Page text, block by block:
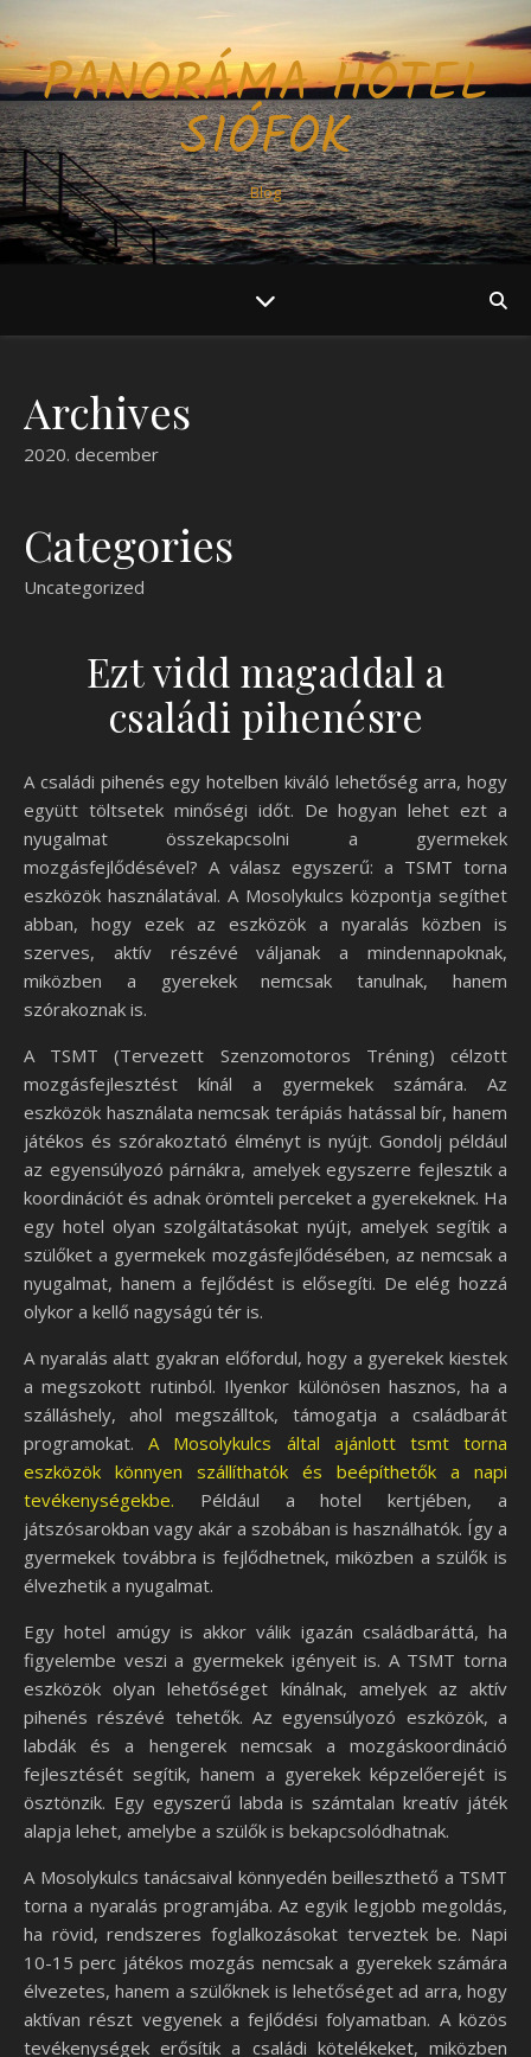
PANORÁMA HOTEL
SIÓFOK
Blog
Archives
2020. december
Categories
Uncategorized
Ezt vidd magaddal a
családi pihenésre
A családi pihenés egy hotelben kiváló lehetőség arra, hogy
együtt töltsetek minőségi időt. De hogyan lehet ezt a
nyugalmat összekapcsolni a gyermekek
mozgásfejlődésével? A válasz egyszerű: a TSMT torna
eszközök használatával. A Mosolykulcs központja segíthet
abban, hogy ezek az eszközök a nyaralás közben is
szerves, aktív részévé váljanak a mindennapoknak,
miközben a gyerekek nemcsak tanulnak, hanem
szórakoznak is.
A TSMT (Tervezett Szenzomotoros Tréning) célzott
mozgásfejlesztést kínál a gyermekek számára. Az
eszközök használata nemcsak terápiás hatással bír, hanem
játékos és szórakoztató élményt is nyújt. Gondolj például
az egyensúlyozó párnákra, amelyek egyszerre fejlesztik a
koordinációt és adnak örömteli perceket a gyerekeknek. Ha
egy hotel olyan szolgáltatásokat nyújt, amelyek segítik a
szülőket a gyermekek mozgásfejlődésében, az nemcsak a
nyugalmat, hanem a fejlődést is elősegíti. De elég hozzá
olykor a kellő nagyságú tér is.
A nyaralás alatt gyakran előfordul, hogy a gyerekek kiestek
a megszokott rutinból. Ilyenkor különösen hasznos, ha a
szálláshely, ahol megszálltok, támogatja a családbarát
programokat.A Mosolykulcs által ajánlott tsmt torna
eszközök könnyen szállíthatók és beépíthetők a napi
tevékenységekbe. Például a hotel kertjében, a
játszósarokban vagy akár a szobában is használhatók. Így a
gyermekek továbbra is fejlődhetnek, miközben a szülők is
élvezhetik a nyugalmat.
Egy hotel amúgy is akkor válik igazán családbaráttá, ha
figyelembe veszi a gyermekek igényeit is. A TSMT torna
eszközök olyan lehetőséget kínálnak, amelyek az aktív
pihenés részévé tehetők. Az egyensúlyozó eszközök, a
labdák és a hengerek nemcsak a mozgáskoordináció
fejlesztését segítik, hanem a gyerekek képzelőerejét is
ösztönzik. Egy egyszerű labda is számtalan kreatív játék
alapja lehet, amelybe a szülők is bekapcsolódhatnak.
A Mosolykulcs tanácsaival könnyedén beilleszthető a TSMT
torna a nyaralás programjába. Az egyik legjobb megoldás,
ha rövid, rendszeres foglalkozásokat terveztek be. Napi
10-15 perc játékos mozgás nemcsak a gyerekek számára
élvezetes, hanem a szülőknek is lehetőséget ad arra, hogy
aktívan részt vegyenek a fejlődési folyamatban. A közös
tevékenységek erősítik a családi kötelékeket, miközben